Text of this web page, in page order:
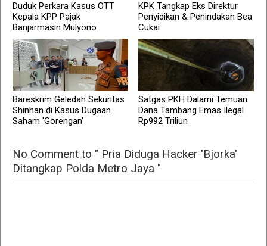
Duduk Perkara Kasus OTT
Kepala KPP Pajak
Banjarmasin Mulyono
KPK Tangkap Eks Direktur
Penyidikan & Penindakan Bea
Cukai
Bareskrim Geledah Sekuritas
Shinhan di Kasus Dugaan
Saham 'Gorengan'
Satgas PKH Dalami Temuan
Dana Tambang Emas Ilegal
Rp992 Triliun
No Comment to " Pria Diduga Hacker 'Bjorka'
Ditangkap Polda Metro Jaya "